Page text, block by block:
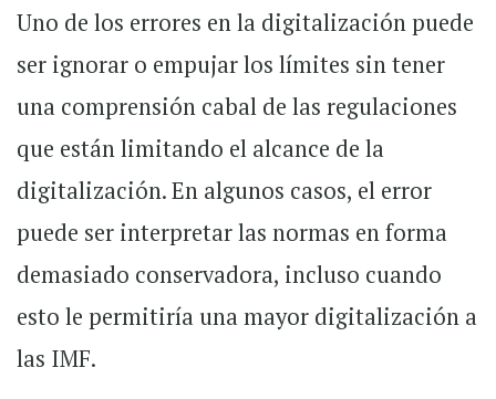
Uno de los errores en la digitalización puede
ser ignorar o empujar los límites sin tener
una comprensión cabal de las regulaciones
que están limitando el alcance de la
digitalización. En algunos casos, el error
puede ser interpretar las normas en forma
demasiado conservadora, incluso cuando
esto le permitiría una mayor digitalización a
las IMF.